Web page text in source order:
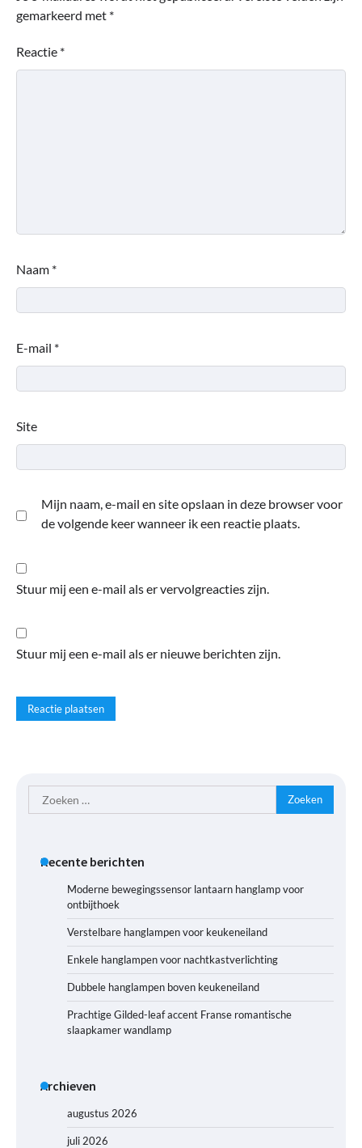
gemarkeerd met *
Reactie *
Naam *
E-mail *
Site
Mijn naam, e-mail en site opslaan in deze browser voor
de volgende keer wanneer ik een reactie plaats.
Stuur mij een e-mail als er vervolgreacties zijn.
Stuur mij een e-mail als er nieuwe berichten zijn.
Zoeken
naar:
Recente berichten
Moderne bewegingssensor lantaarn hanglamp voor
ontbijthoek
Verstelbare hanglampen voor keukeneiland
Enkele hanglampen voor nachtkastverlichting
Dubbele hanglampen boven keukeneiland
Prachtige Gilded-leaf accent Franse romantische
slaapkamer wandlamp
Archieven
augustus 2026
juli 2026